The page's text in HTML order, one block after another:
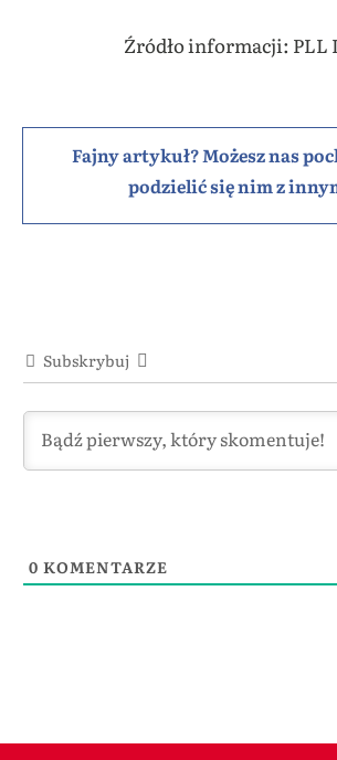
Źródło informacji: PLL
Fajny artykuł? Możesz nas
podzielić się nim z
Subskrybuj
0 KOMENTARZE